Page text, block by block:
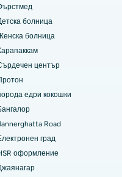
Ченай
Karur
Ченай
Визаг
Лакнау
Нойда
Ахмедабад
клапан
хирургия
ACL
болница
болница
център
едри кокошки
Road
град
оформление